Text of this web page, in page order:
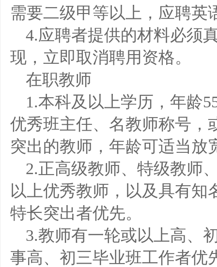
需要二级甲等以上，应聘英
4.应聘者提供的材料必须
现，立即取消聘用资格。
在职教师
1.本科及以上学历，年龄
优秀班主任、名教师称号，
突出的教师，年龄可适当放
2.正高级教师、特级教师
以上优秀教师，以及具有知
特长突出者优先。
3.教师有一轮或以上高、
事高、初三毕业班工作者优